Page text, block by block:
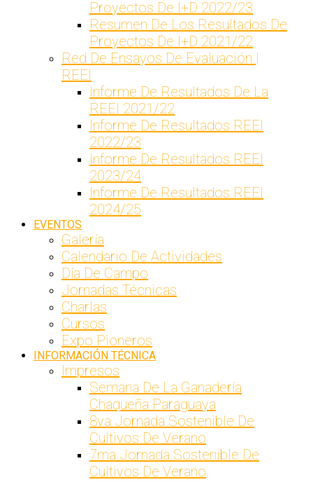
Proyectos De I+D 2022/23
Resumen De Los Resultados De
Proyectos De I+D 2021/22
Red De Ensayos De Evaluación |
REEI
Informe De Resultados De La
REEI 2021/22
Informe De Resultados REEI
2022/23
Informe De Resultados REEI
2023/24
Informe De Resultados REEI
2024/25
EVENTOS
Galería
Calendario De Actividades
Día De Campo
Jornadas Técnicas
Charlas
Cursos
Expo Pioneros
INFORMACIÓN TÉCNICA
Impresos
Semana De La Ganadería
Chaqueña Paraguaya
8va Jornada Sostenible De
Cultivos De Verano
7ma Jornada Sostenible De
Cultivos De Verano